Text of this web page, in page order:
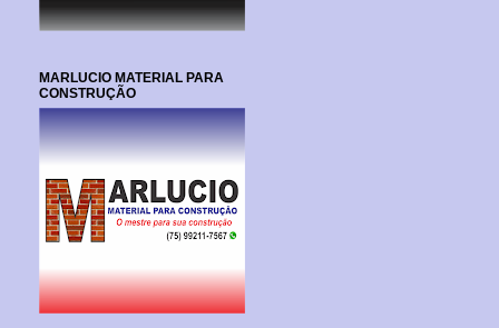
MARLUCIO MATERIAL PARA
CONSTRUÇÃO